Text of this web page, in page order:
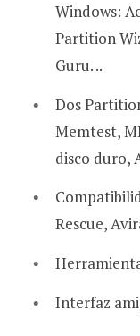
Windows:
Partition
Guru. ..
Dos
Memtest,
disco duro,
Rescue,
Interfaz